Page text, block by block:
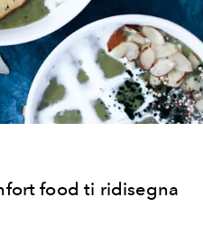
food ti ridisegna